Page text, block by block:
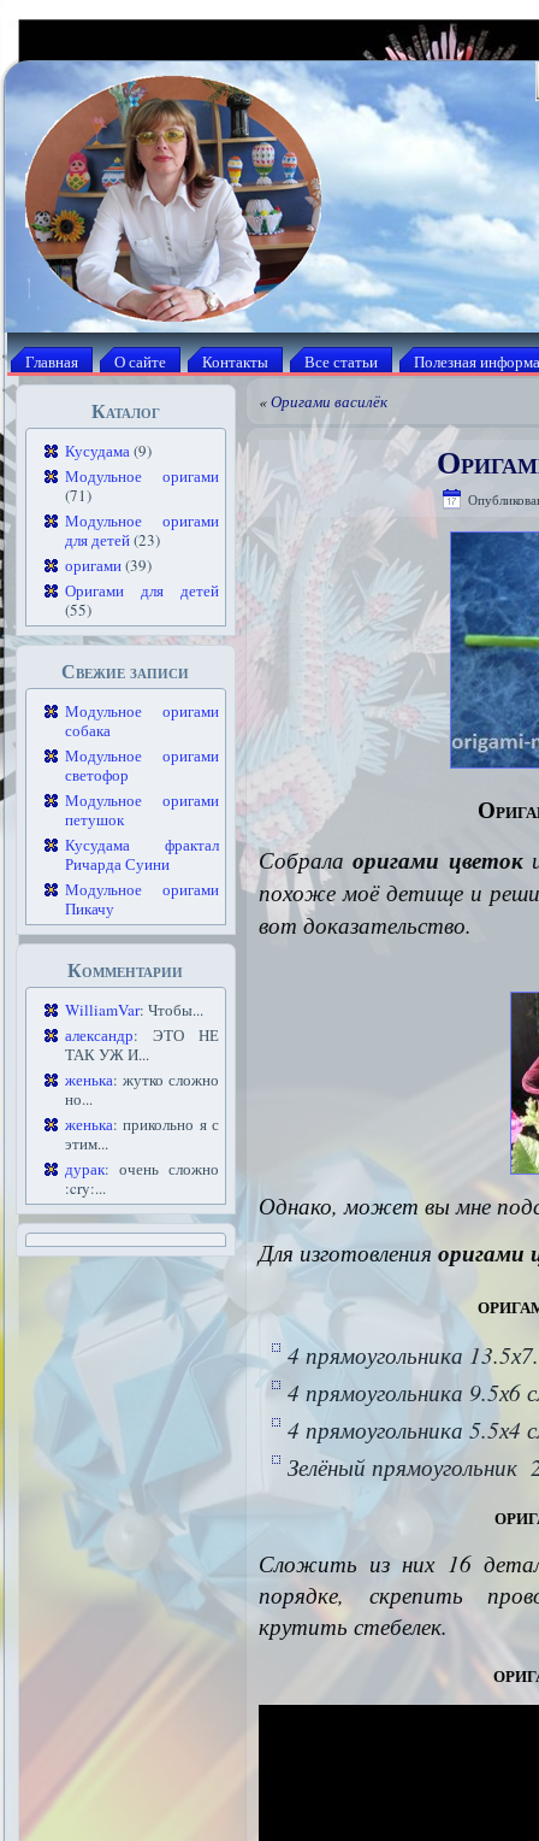
Главная О сайте Контакты Все статьи Полезная
Каталог
Кусудама(9)
Модульное оригами
(71)
Модульное оригами
для детей(23)
оригами(39)
Оригами для детей
(55)
Свежие записи
Модульное оригами
собака
Модульное оригами
светофор
Модульное оригами
петушок
Кусудама фрактал
Ричарда Суини
Модульное оригами
Пикачу
Комментарии
WilliamVar: Чтобы...
александр: ЭТО НЕ
ТАК УЖ И...
женька: жутко сложно
но...
женька: прикольно я с
этим...
дурак: очень сложно
:cry:...
«Оригами василёк
Собралаоригами цветок
похоже моё детище и
вот доказательство.
Однако, может вы мне
Для изготовления оригами
4 прямоугольника
4 прямоугольника 9.5х6
4 прямоугольника 5.5х4
Зелёный прямоугольник
Сложить из них 16
порядке, скрепить
крутить стебелек.